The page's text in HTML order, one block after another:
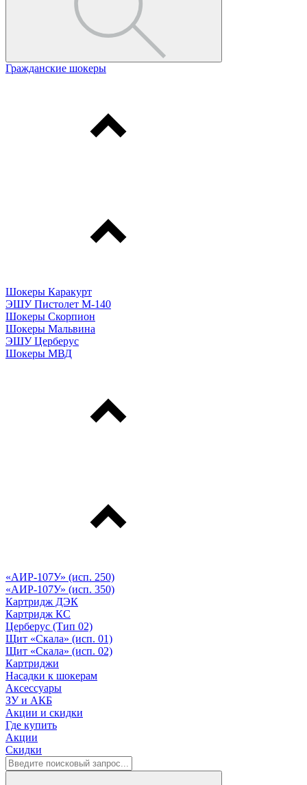
Гражданские шокеры
Шокеры Каракурт
ЭШУ Пистолет М-140
Шокеры Скорпион
Шокеры Мальвина
ЭШУ Церберус
Шокеры МВД
«АИР-107У» (исп. 250)
«АИР-107У» (исп. 350)
Картридж ДЭК
Картридж КС
Церберус (Тип 02)
Щит «Скала» (исп. 01)
Щит «Скала» (исп. 02)
Картриджи
Насадки к шокерам
Аксессуары
ЗУ и АКБ
Акции и скидки
Где купить
Акции
Скидки